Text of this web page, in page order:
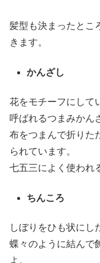
髪型も決まったとこ
きます。
かんざし
花をモチーフにして
呼ばれるつまみかん
布をつまんで折りた
られています。
七五三によく使われ
ちんころ
しぼりをひも状にし
蝶々のように結んで
よ。